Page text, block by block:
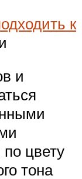
к
и
цвету
тона